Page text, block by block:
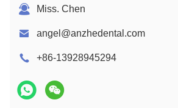
Miss. Chen
angel@anzhedental.com
+86-13928945294